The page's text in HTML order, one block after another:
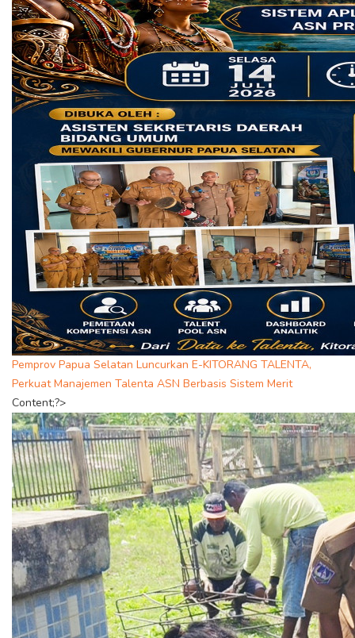
Pemprov Papua Selatan Luncurkan E-KITORANG TALENTA,
Perkuat Manajemen Talenta ASN Berbasis Sistem Merit
Content;?>